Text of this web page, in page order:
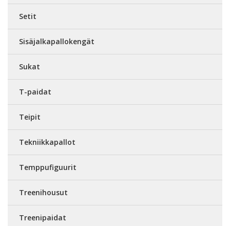
Setit
Sisäjalkapallokengät
Sukat
T-paidat
Teipit
Tekniikkapallot
Temppufiguurit
Treenihousut
Treenipaidat